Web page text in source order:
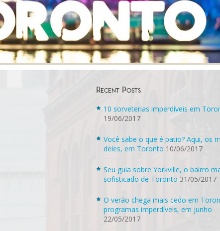
Recent Posts
10 sorveterias imperdíveis em
19/06/2017
Você sabe o que é patio? Aqui, os
deles, em Toronto 10/06/2017
Seu guia sobre Yorkville, o bairro
sofisticado de Toronto 31/05/2017
O verão chega mais cedo em
programas imperdíveis, em junho
22/05/2017